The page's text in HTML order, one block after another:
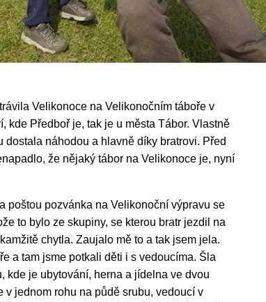
Velikonoce na Velikonočním táboře v
kde Předboř je, tak je u města Tábor. Vlastně
dostala náhodou a hlavně díky bratrovi. Před
že nějaký tábor na Velikonoce je, nyní
poštou pozvánka na Velikonoční výpravu se
to bylo ze skupiny, se kterou bratr jezdil na
chytla. Zaujalo mě to a tak jsem jela.
a tam jsme potkali děti i s vedoucíma. Šla
kde je ubytování, herna a jídelna ve dvou
v jednom rohu na půdě srubu, vedoucí v